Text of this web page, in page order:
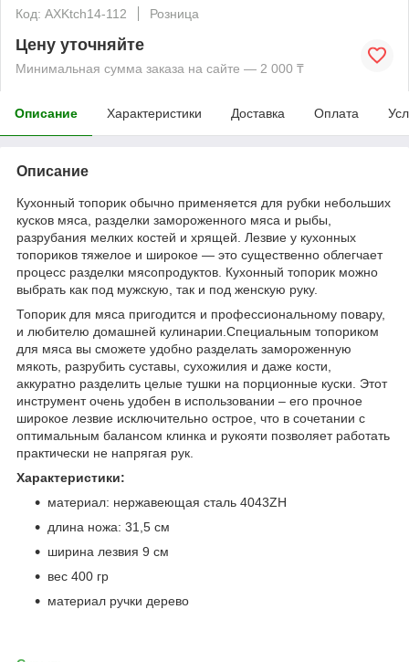
Код: AXKtch14-112
Розница
Цену уточняйте
Минимальная сумма заказа на сайте — 2 000 ₸
Описание Характеристики Доставка Оплата
Описание
Кухонный топорик обычно применяется для рубки небольших
кусков мяса, разделки замороженного мяса и рыбы,
разрубания мелких костей и хрящей. Лезвие у кухонных
топориков тяжелое и широкое — это существенно облегчает
процесс разделки мясопродуктов. Кухонный топорик можно
выбрать как под мужскую, так и под женскую руку.
Топорик для мяса пригодится и профессиональному повару,
и любителю домашней кулинарии.Специальным топориком
для мяса вы сможете удобно разделать замороженную
мякоть, разрубить суставы, сухожилия и даже кости,
аккуратно разделить целые тушки на порционные куски. Этот
инструмент очень удобен в использовании – его прочное
широкое лезвие исключительно острое, что в сочетании с
оптимальным балансом клинка и рукояти позволяет работать
практически не напрягая рук.
Характеристики:
материал: нержавеющая сталь 4043ZH
длина ножа: 31,5 см
ширина лезвия 9 см
вес 400 гр
материал ручки дерево